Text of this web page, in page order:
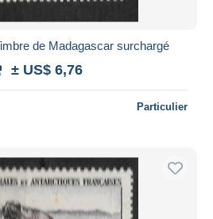
de Madagascar surchargé
± US$ 6,76
Particulier